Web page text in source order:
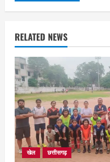
RELATED NEWS
खेल छत्तीसगढ़